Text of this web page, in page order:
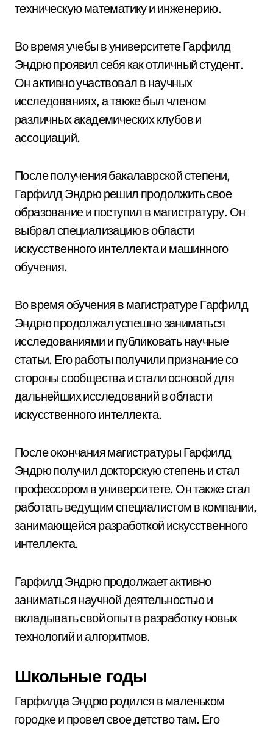
техническую математику и инженерию.
Во время учебы в университете Гарфилд
Эндрю проявил себя как отличный студент.
Он активно участвовал в научных
исследованиях, а также был членом
различных академических клубов и
ассоциаций.
После получения бакалаврской степени,
Гарфилд Эндрю решил продолжить свое
образование и поступил в магистратуру. Он
выбрал специализацию в области
искусственного интеллекта и машинного
обучения.
Во время обучения в магистратуре Гарфилд
Эндрю продолжал успешно заниматься
исследованиями и публиковать научные
статьи. Его работы получили признание со
стороны сообщества и стали основой для
дальнейших исследований в области
искусственного интеллекта.
После окончания магистратуры Гарфилд
Эндрю получил докторскую степень и стал
профессором в университете. Он также стал
работать ведущим специалистом в компании,
занимающейся разработкой искусственного
интеллекта.
Гарфилд Эндрю продолжает активно
заниматься научной деятельностью и
вкладывать свой опыт в разработку новых
технологий и алгоритмов.
Школьные годы
Гарфилда Эндрю родился в маленьком
городке и провел свое детство там. Его